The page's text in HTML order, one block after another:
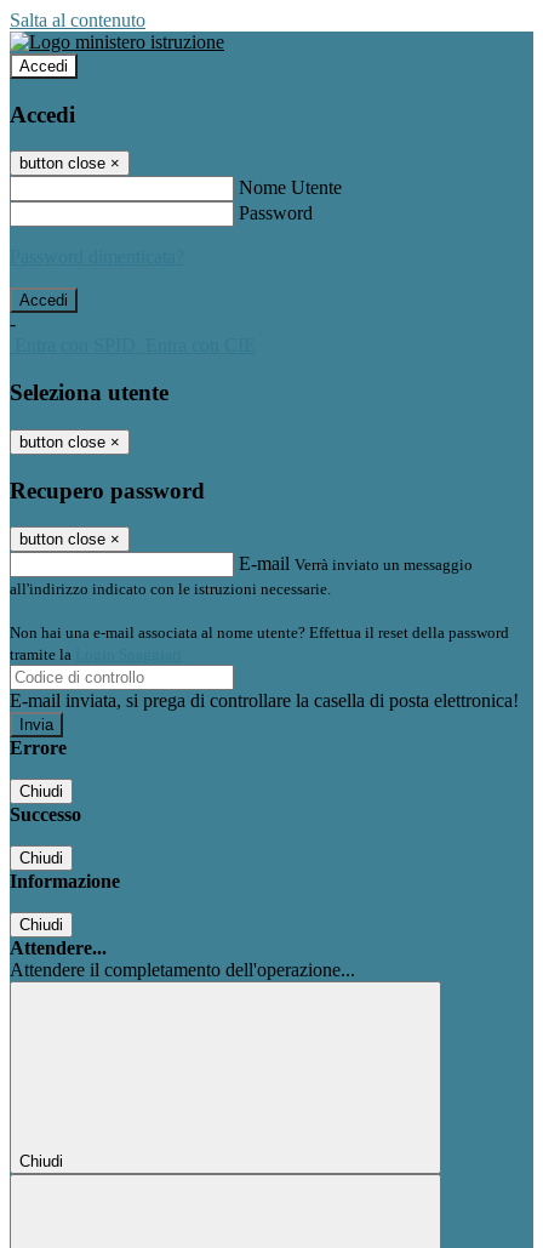
Salta al contenuto
Accedi
Accedi
button close ×
Nome Utente
Password
-
Seleziona utente
button close ×
Recupero password
button close ×
E-mail Verrà inviato un messaggio
all'indirizzo indicato con le istruzioni necessarie.
Non hai una e-mail associata al nome utente? Effettua il reset della password
tramite la
E-mail inviata, si prega di controllare la casella di posta elettronica!
Errore
Chiudi
Successo
Chiudi
Informazione
Chiudi
Attendere...
Attendere il completamento dell'operazione...
Chiudi